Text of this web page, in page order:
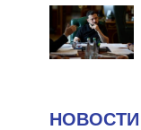
НОВОСТИ